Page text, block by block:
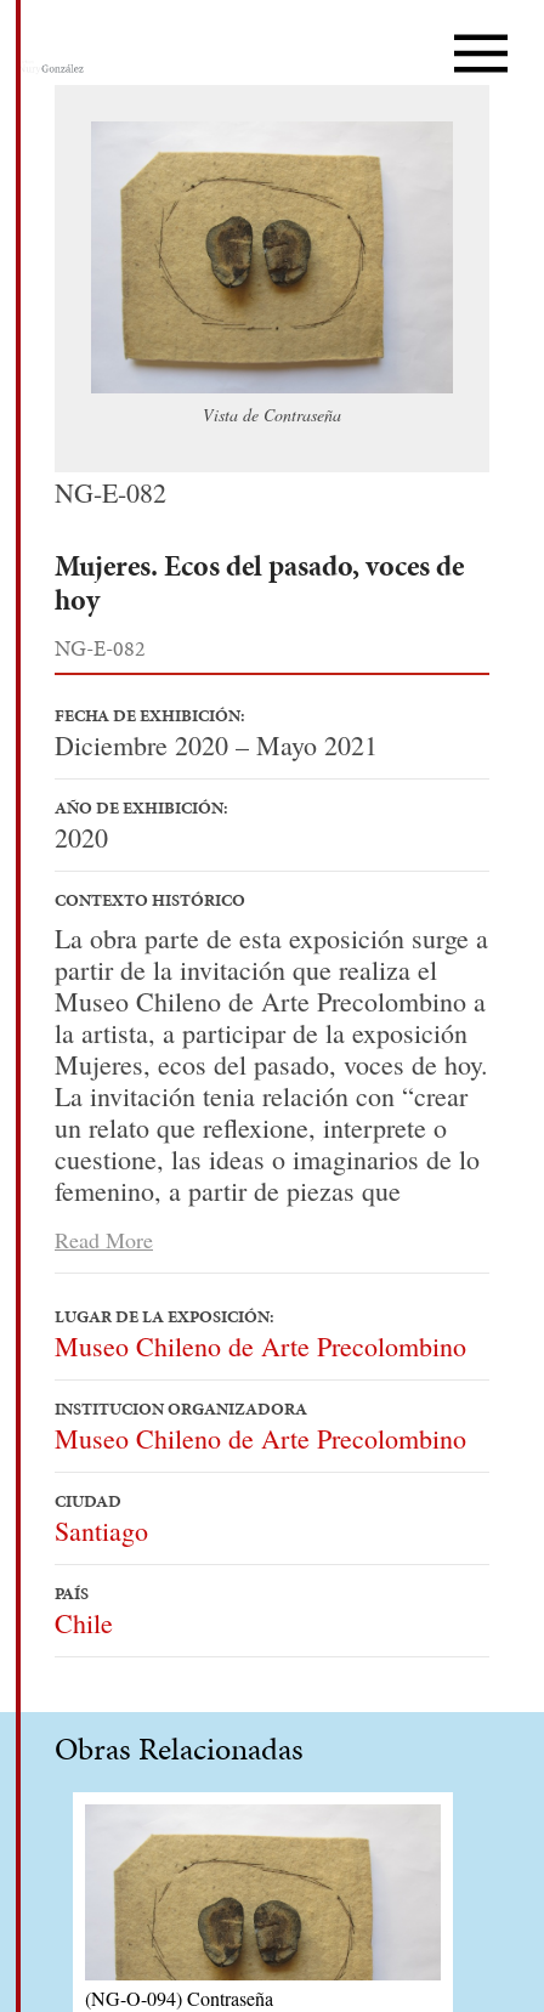
Vista de Contraseña
NG-E-082
Mujeres. Ecos del pasado, voces de
hoy
NG-E-082
FECHA DE EXHIBICIÓN:
Diciembre 2020 – Mayo 2021
AÑO DE EXHIBICIÓN:
2020
CONTEXTO HISTÓRICO
La obra parte de esta exposición surge a
partir de la invitación que realiza el
Museo Chileno de Arte Precolombino a
la artista, a participar de la exposición
Mujeres, ecos del pasado, voces de hoy.
La invitación tenia relación con “crear
un relato que reflexione, interprete o
cuestione, las ideas o imaginarios de lo
femenino, a partir de piezas que
(Documento de invitación 2020). Esta
invitación fue entregada a un grupo de
artistas, quienes revisaron la propuesta
curatorial enviada, la que estaba
acompañada de un conjunto de diez
diferentes figuras precolombinas, de las
cuales las artistas podían elegir una.
Nury Gonzalez, eligió trabajar con la
pieza
FIGURA FEMENINA
Prehispánica, Región de La Araucanía.
Altura: 10,5 cm.
Read More
LUGAR DE LA EXPOSICIÓN:
Museo Chileno de Arte Precolombino
INSTITUCION ORGANIZADORA
Museo Chileno de Arte Precolombino
CIUDAD
Santiago
PAÍS
Chile
Obras Relacionadas
(NG-O-094) Contraseña